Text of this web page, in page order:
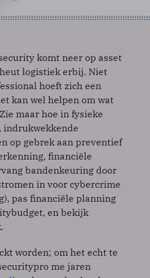
komt neer op asset
logistiek erbij. Niet
hoeft zich een
kan wel helpen om wat
maar hoe in fysieke
indrukwekkende
op gebrek aan preventief
financiële
bandenkeuring door
in voor cybercrime
pas financiële planning
en bekijk
worden; om het echt te
me jaren